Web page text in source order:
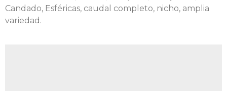
Candado, Esféricas, caudal completo, nicho, amplia
variedad.